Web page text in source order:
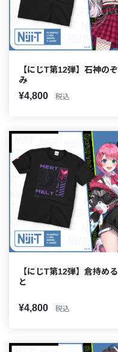
【にじT第12弾】石神のぞ
み
¥4,800 税込
【にじT第12弾】倉持める
と
¥4,800 税込